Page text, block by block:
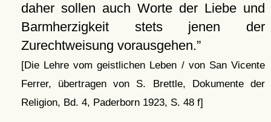
daher sollen auch Worte der Liebe und
Barmherzigkeit stets jenen der
Zurechtweisung vorausgehen.
[Die Lehre vom geistlichen Leben / von San Vicente
Ferrer, übertragen von S. Brettle, Dokumente der
Religion, Bd. 4, Paderborn 1923, S. 48 f]